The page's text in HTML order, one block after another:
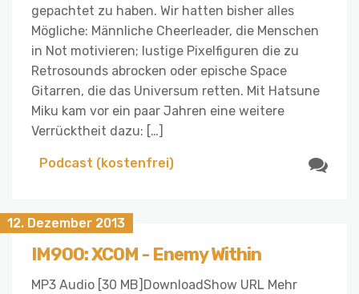
gepachtet zu haben. Wir hatten bisher alles
Mögliche: Männliche Cheerleader, die Menschen
in Not motivieren; lustige Pixelfiguren die zu
Retrosounds abrocken oder epische Space
Gitarren, die das Universum retten. Mit Hatsune
Miku kam vor ein paar Jahren eine weitere
Verrücktheit dazu: […]
Podcast (kostenfrei)
12. Dezember 2013
IM900: XCOM - Enemy Within
MP3 Audio [30 MB]DownloadShow URL Mehr